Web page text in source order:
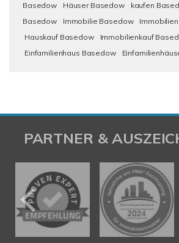
Basedow
Häuser Basedow kaufen
Basedow
Immobilie Basedow
Hauskauf Basedow
Immobilienkauf
Einfamilienhaus Basedow
PARTNER &